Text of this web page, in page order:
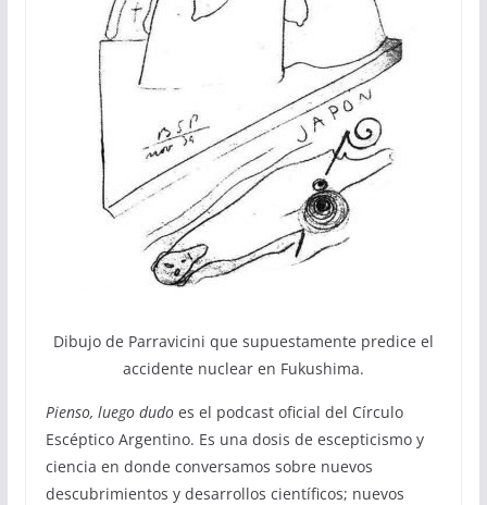
Dibujo de Parravicini que supuestamente predice el
accidente nuclear en Fukushima.
Pienso, luego dudoes el podcast oficial del Círculo
Escéptico Argentino. Es una dosis de escepticismo y
ciencia en donde conversamos sobre nuevos
descubrimientos y desarrollos científicos; nuevos